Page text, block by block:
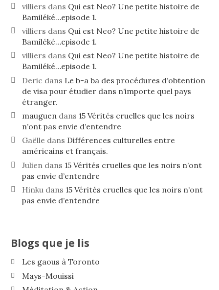
villiers dans Qui est Neo? Une petite histoire de
Bamiléké…episode 1.
villiers dans Qui est Neo? Une petite histoire de
Bamiléké…episode 1.
villiers dans Qui est Neo? Une petite histoire de
Bamiléké…episode 1.
Deric dans Le b-a ba des procédures d’obtention
de visa pour étudier dans n’importe quel pays
étranger.
mauguen dans 15 Vérités cruelles que les noirs
n’ont pas envie d’entendre
Gaëlle dans Différences culturelles entre
américains et français.
Julien dans 15 Vérités cruelles que les noirs n’ont
pas envie d’entendre
Hinku dans 15 Vérités cruelles que les noirs n’ont
pas envie d’entendre
Blogs que je lis
Les gaous à Toronto
Mays-Mouissi